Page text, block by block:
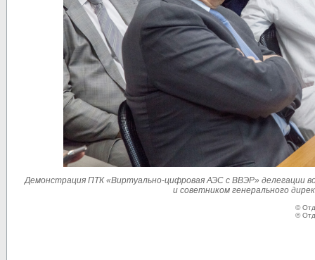
Демонстрация ПТК «Виртуально-цифровая АЭС с ВВЭР» делегации
и советником генерального
©
©